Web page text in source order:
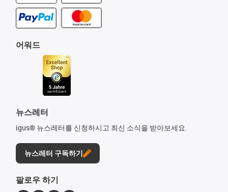
어워드
뉴스레터
igus® 뉴스레터를 신청하시고 최신 소식을 받아보세요.
뉴스레터 구독하기
팔로우 하기